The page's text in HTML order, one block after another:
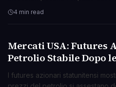
e Iran.
4 min read
BUSINESS
Mercati USA: Futures
Petrolio Stabile Dopo
I futures azionari statunitensi